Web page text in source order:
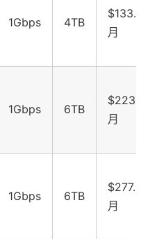
1Gbps 4TB
月
1Gbps 6TB
$223.9/
月
1Gbps 6TB
月